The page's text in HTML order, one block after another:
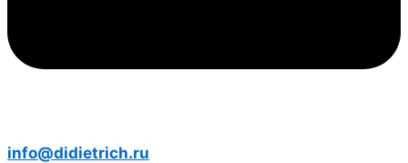
info@didietrich.ru